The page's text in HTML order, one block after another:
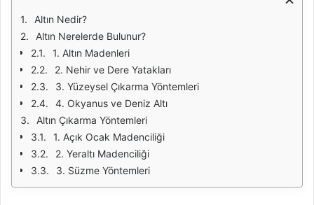
Altın Nedir?
Altın Nerelerde Bulunur?
1. Altın Madenleri
2. Nehir ve Dere Yatakları
3. Yüzeysel Çıkarma Yöntemleri
4. Okyanus ve Deniz Altı
Altın Çıkarma Yöntemleri
1. Açık Ocak Madenciliği
2. Yeraltı Madenciliği
3. Süzme Yöntemleri